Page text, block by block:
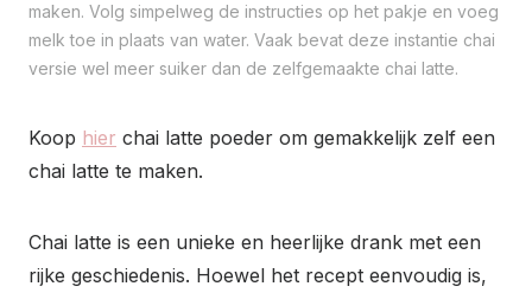
maken. Volg simpelweg de instructies op het pakje en voeg
melk toe in plaats van water. Vaak bevat deze instantie chai
versie wel meer suiker dan de zelfgemaakte chai latte.
Koop hier chai latte poeder om gemakkelijk zelf een
chai latte te maken.
Chai latte is een unieke en heerlijke drank met een
rijke geschiedenis. Hoewel het recept eenvoudig is,